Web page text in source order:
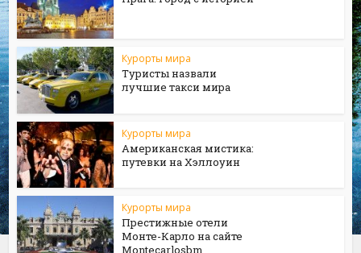
Курорты мира
Туристы назвали
лучшие такси мира
Курорты мира
Американская мистика:
путевки на Хэллоуин
Курорты мира
Престижные отели
Монте-Карло на сайте
Мontecarlosbm